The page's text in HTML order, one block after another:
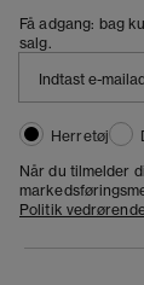
Få adgang: bag
salg.
Herretøj
Når du tilmelder
Politik